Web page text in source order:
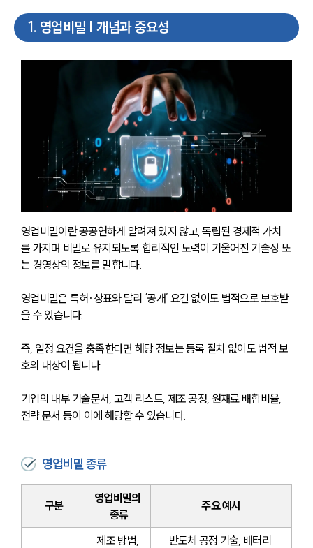
1 . 영업비밀 | 개념과 중요성
영업비밀이란 공공연하게 알려져 있지 않고, 독립된 경제적 가치
를 가지며 비밀로 유지되도록 합리적인 노력이 기울어진 기술상 또
는 경영상의 정보를 말합니다.
영업비밀은 특허·상표와 달리 ‘공개’ 요건 없이도 법적으로 보호받
을 수 있습니다.
즉, 일정 요건을 충족한다면 해당 정보는 등록 절차 없이도 법적 보
호의 대상이 됩니다.
기업의 내부 기술문서, 고객 리스트, 제조 공정, 원재료 배합비율,
전략 문서 등이 이에 해당할 수 있습니다.
영업비밀 종류
구분
영업비밀의
종류
주요 예시
제조 방법,
반도체 공정 기술, 배터리